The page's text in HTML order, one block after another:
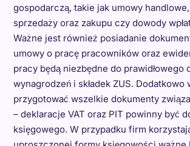
gospodarczą, takie jak umowy
sprzedaży oraz zakupu czy dowody
Ważne jest również posiadanie
umowy o pracę pracowników oraz
pracy będą niezbędne do prawidłowego
wynagrodzeń i składek ZUS. Dodatkowo
przygotować wszelkie dokumenty
– deklaracje VAT oraz PIT powinny być
księgowego. W przypadku firm